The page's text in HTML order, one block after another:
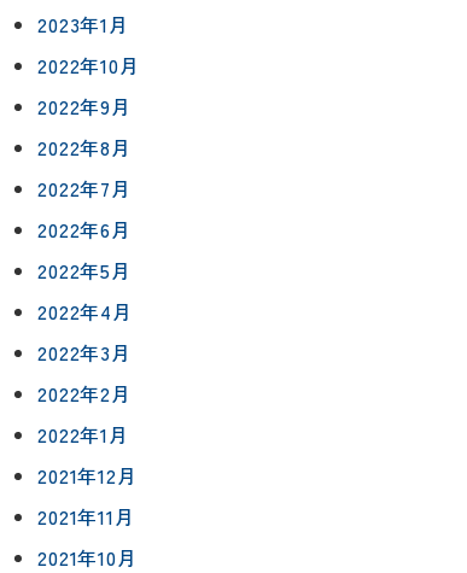
2023年1月
2022年10月
2022年9月
2022年8月
2022年7月
2022年6月
2022年5月
2022年4月
2022年3月
2022年2月
2022年1月
2021年12月
2021年11月
2021年10月